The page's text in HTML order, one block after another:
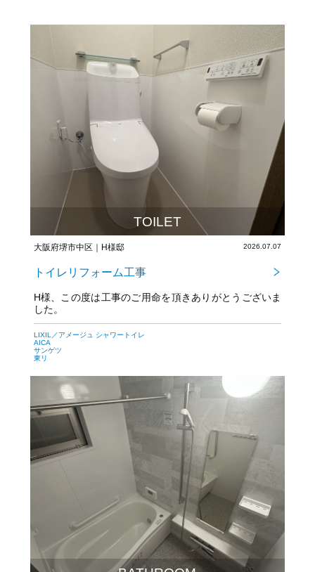
TOILET
大阪府堺市中区｜H様邸 2026.07.07
トイレリフォーム工事
H様、この度は工事のご用命を頂きありがとうございま
した。
今後とも宜しくお願いいたします。
LIXIL／アメージュ シャワートイレ
AICA
サンゲツ
東リ